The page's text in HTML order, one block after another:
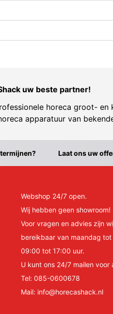
uw beste partner!
horeca groot- en
apparatuur van
Laat ons uw
Webshop 24/7 open.
Wij hebben geen showroom!
Voor vragen en advies zijn
bereikbaar van maandag
09:00 tot 17:00 uur.
U kunt ons 24/7 mailen voor
Tel: 085-0600678
Mail: info@horecashack.nl